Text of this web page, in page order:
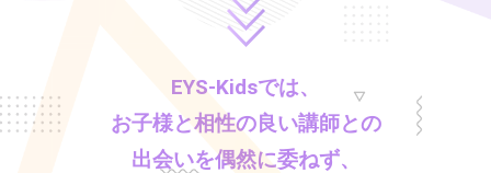
EYS-Kidsでは、
お子様と相性の良い講師との
出会いを偶然に委ねず、